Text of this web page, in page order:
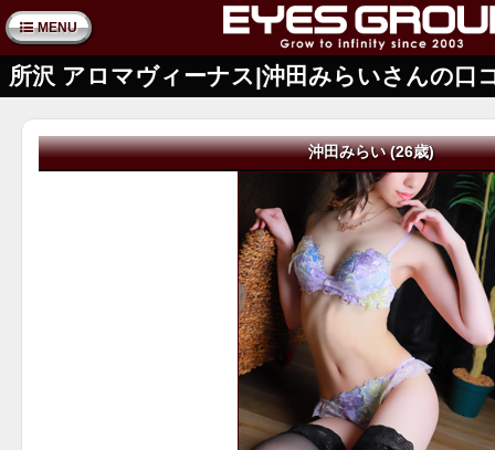
MENU
所沢 アロマヴィーナス|沖田みらいさんの口
沖田みらい (26歳)